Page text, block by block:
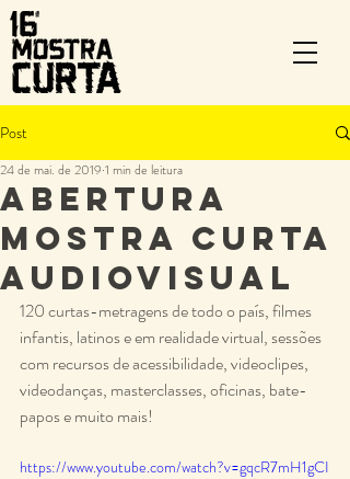
Post
Abertura
Mostra Curta
Audiovisual
24 de mai. de 2019 1 min de leitura
120 curtas-metragens de todo o país, filmes
infantis, latinos e em realidade virtual, sessões
com recursos de acessibilidade, videoclipes,
videodanças, masterclasses, oficinas, bate-
papos e muito mais!
https://www.youtube.com/watch?v=gqcR7mH1gCI